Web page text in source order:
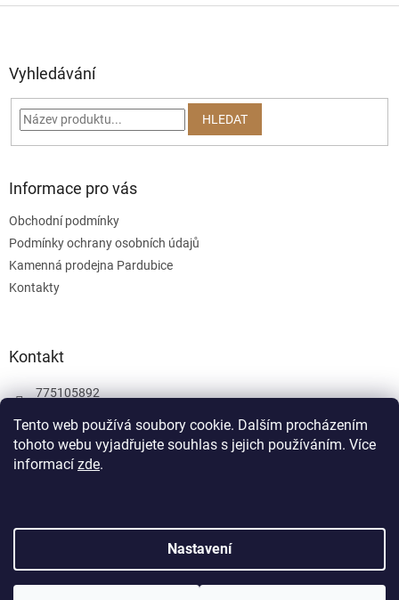
Tento web používá soubory cookie. Dalším procházením
tohoto webu vyjadřujete souhlas s jejich používáním. Více
informací zde.
Nastavení
Vyhledávání
HLEDAT
Informace pro vás
Obchodní podmínky
Podmínky ochrany osobních údajů
Kamenná prodejna Pardubice
Kontakty
Kontakt
775105892
775105892
Facebook
wombatgamescz
Wombat Games